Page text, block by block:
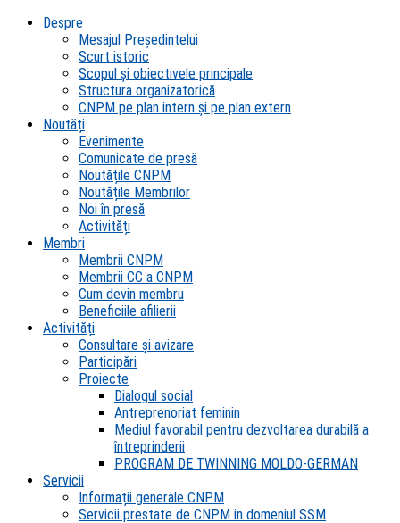
Despre
Mesajul Președintelui
Scurt istoric
Scopul şi obiectivele principale
Structura organizatorică
CNPM pe plan intern şi pe plan extern
Noutăți
Evenimente
Comunicate de presă
Noutățile CNPM
Noutățile Membrilor
Noi în presă
Activități
Membri
Membrii CNPM
Membrii CC a CNPM
Cum devin membru
Beneficiile afilierii
Activități
Consultare și avizare
Participări
Proiecte
Dialogul social
Antreprenoriat feminin
Mediul favorabil pentru dezvoltarea durabilă a
întreprinderii
PROGRAM DE TWINNING MOLDO-GERMAN
Servicii
Informații generale CNPM
Servicii prestate de CNPM in domeniul SSM